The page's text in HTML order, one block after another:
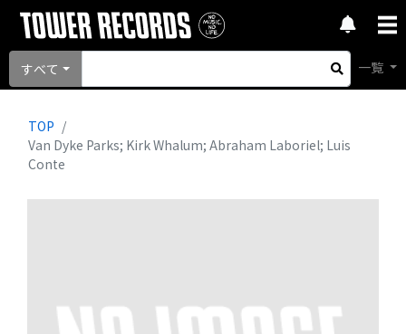
すべて 一覧
TOP
Van Dyke Parks; Kirk Whalum; Abraham Laboriel; Luis
Conte